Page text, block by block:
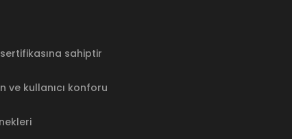
sahiptir
ve kullanıcı konforu